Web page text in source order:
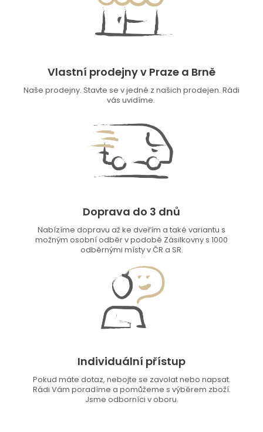
Vlastní prodejny v Praze a Brně
Naše prodejny. Stavte se v jedné z našich prodejen. Rádi
vás uvidíme.
Doprava do 3 dnů
Nabízíme dopravu až ke dveřím a také variantu s
možným osobní odběr v podobě Zásilkovny s 1000
odběrnými místy v ČR a SR.
Individuální přístup
Pokud máte dotaz, nebojte se zavolat nebo napsat.
Rádi Vám poradíme a pomůžeme s výběrem zboží.
Jsme odborníci v oboru.